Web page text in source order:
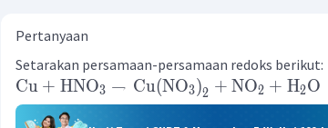
Pertanyaan
Setarakan persamaan-persamaan redoks berikut:
Cu + HNO3 → Cu(NO3)2 + NO2 + H2O